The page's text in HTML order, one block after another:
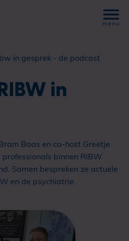
in gesprek - de podcast
in
Baas en co-host Greetje
binnen RIBW
Samen bespreken ze actuele
en de psychiatrie.